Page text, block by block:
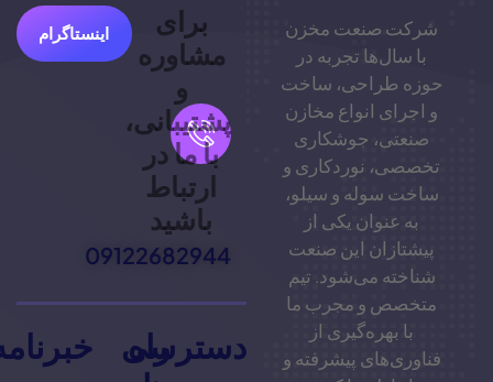
شرکت صنعت مخزن
با سال‌ها تجربه در
حوزه طراحی، ساخت
و اجرای انواع مخازن
صنعتی، جوشکاری
تخصصی، نوردکاری و
ساخت سوله و سیلو،
به عنوان یکی از
پیشتازان این صنعت
شناخته می‌شود. تیم
متخصص و مجرب ما
با بهره‌گیری از
فناوری‌های پیشرفته و
برای
مشاوره
و
پشتیبانی،
با ما در
ارتباط
باشید
09122682944
اینستاگرام
دسترسی
راه
خبرنامه